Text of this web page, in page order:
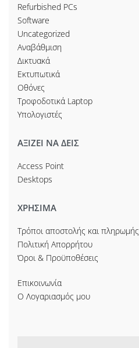
Refurbished PCs
Software
Uncategorized
Αναβάθμιση
Δικτυακά
Εκτυπωτικά
Οθόνες
Τροφοδοτικά Laptop
Υπολογιστές
ΑΞΙΖΕΙ ΝΑ ΔΕΙΣ
Access Point
Desktops
ΧΡΗΣΙΜΑ
Τρόποι αποστολής και πληρωμής
Πολιτική Απορρήτου
Όροι & Προϋποθέσεις
Επικοινωνία
Ο Λογαριασμός μου